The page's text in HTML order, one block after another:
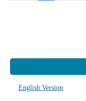
English Version